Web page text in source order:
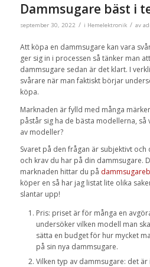
Dammsugare bäst i
september 30, 2022 / i Hemelektronik / av
Att köpa en dammsugare kan vara
ger sig in i processen så tänker man
dammsugare sedan är det klart. I
svårare när man faktiskt börjar
köpa.
Marknaden är fylld med många
påstår sig ha de bästa modellerna, så
av modeller?
Svaret på den frågan är subjektivt
och krav du har på din dammsugare.
marknaden hittar du på
köper en så har jag listat lite olika
slantar upp!
Pris: priset är för många en
undersöker vilken modell man
sätta en budget för hur mycket
på sin nya dammsugare.
Vilken typ av dammsugare: det